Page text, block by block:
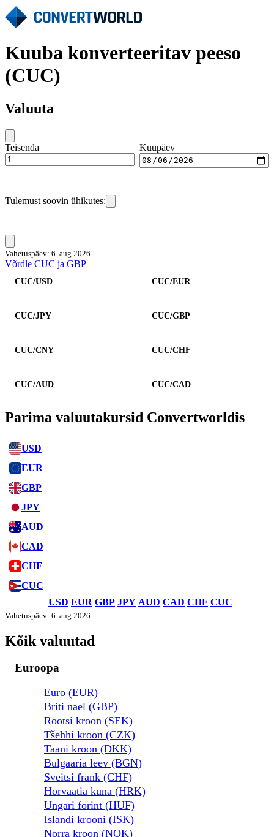
Kuuba konverteeritav peeso
(CUC)
Valuuta
Teisenda Kuupäev
Tulemust soovin ühikutes:
Vahetuspäev: 6. aug 2026
Võrdle CUC ja GBP
CUC/USD CUC/EUR
CUC/JPY CUC/GBP
CUC/CNY CUC/CHF
CUC/AUD CUC/CAD
Parima valuutakursid Convertworldis
USD
EUR
GBP
JPY
AUD
CAD
CHF
CUC
USD EUR GBP JPY AUD CAD CHF CUC
Vahetuspäev: 6. aug 2026
Kõik valuutad
Euroopa
Euro (EUR)
Briti nael (GBP)
Rootsi kroon (SEK)
Tšehhi kroon (CZK)
Taani kroon (DKK)
Bulgaaria leev (BGN)
Sveitsi frank (CHF)
Horvaatia kuna (HRK)
Ungari forint (HUF)
Islandi krooni (ISK)
Norra kroon (NOK)